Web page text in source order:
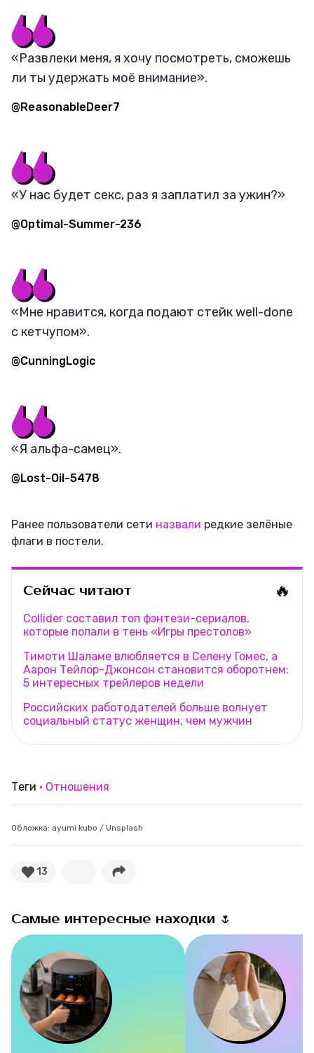
«Развлеки меня, я хочу посмотреть, сможешь
ли ты удержать моё внимание».
@ReasonableDeer7
«У нас будет секс, раз я заплатил за ужин?»
@Optimal-Summer-236
«Мне нравится, когда подают стейк well-done
с кетчупом».
@CunningLogic
«Я альфа-самец».
@Lost-Oil-5478
Ранее пользователи сети назвали редкие зелёные
флаги в постели.
Сейчас читают 🔥
Collider составил топ фэнтези-сериалов,
которые попали в тень «Игры престолов»
Тимоти Шаламе влюбляется в Селену Гомес, а
Аарон Тейлор-Джонсон становится оборотнем:
5 интересных трейлеров недели
Российских работодателей больше волнует
социальный статус женщин, чем мужчин
Теги Отношения
Обложка: ayumi kubo / Unsplash
13
Самые интересные находки 🌷